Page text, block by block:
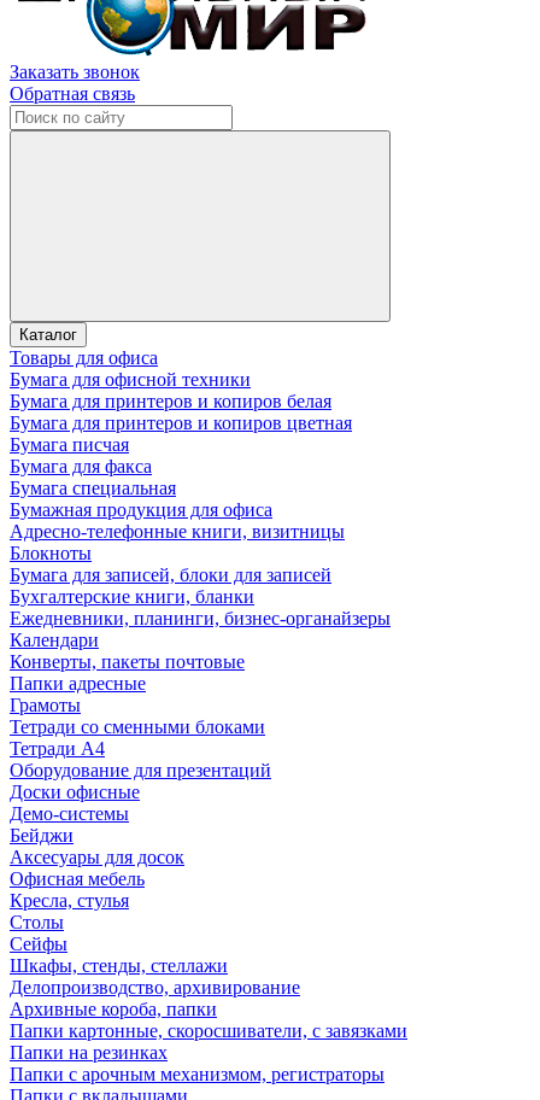
Заказать звонок
Обратная связь
Каталог
Товары для офиса
Бумага для офисной техники
Бумага для принтеров и копиров белая
Бумага для принтеров и копиров цветная
Бумага писчая
Бумага для факса
Бумага специальная
Бумажная продукция для офиса
Адресно-телефонные книги, визитницы
Блокноты
Бумага для записей, блоки для записей
Бухгалтерские книги, бланки
Ежедневники, планинги, бизнес-органайзеры
Календари
Конверты, пакеты почтовые
Папки адресные
Грамоты
Тетради со сменными блоками
Тетради А4
Оборудование для презентаций
Доски офисные
Демо-системы
Бейджи
Аксесуары для досок
Офисная мебель
Кресла, стулья
Столы
Сейфы
Шкафы, стенды, стеллажи
Делопроизводство, архивирование
Архивные короба, папки
Папки картонные, скоросшиватели, с завязками
Папки на резинках
Папки с арочным механизмом, регистраторы
Папки с вкладышами